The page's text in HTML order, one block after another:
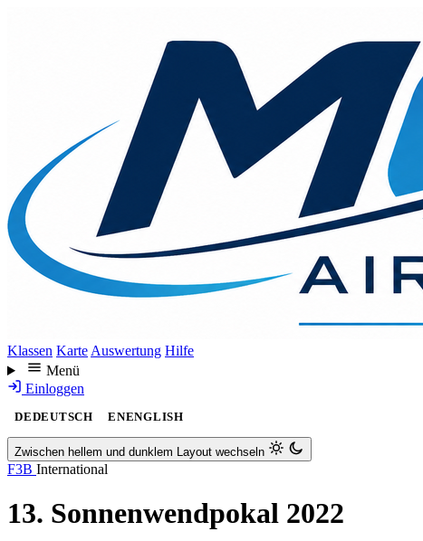
Klassen Karte Auswertung Hilfe
Menü
Einloggen
DEDEUTSCH ENENGLISH
Zwischen hellem und dunklem Layout wechseln
F3B International
13. Sonnenwendpokal 2022